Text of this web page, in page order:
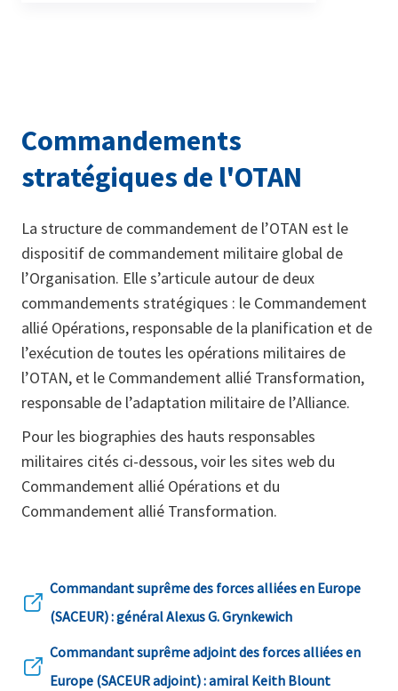
Commandements
stratégiques de l'OTAN
La structure de commandement de l’OTAN est le
dispositif de commandement militaire global de
l’Organisation. Elle s’articule autour de deux
commandements stratégiques : le Commandement
allié Opérations, responsable de la planification et de
l’exécution de toutes les opérations militaires de
l’OTAN, et le Commandement allié Transformation,
responsable de l’adaptation militaire de l’Alliance.
Pour les biographies des hauts responsables
militaires cités ci-dessous, voir les sites web du
Commandement allié Opérations et du
Commandement allié Transformation.
Commandant suprême des forces alliées en Europe
(SACEUR) : général Alexus G. Grynkewich
Commandant suprême adjoint des forces alliées en
Europe (SACEUR adjoint) : amiral Keith Blount
s’ouvre